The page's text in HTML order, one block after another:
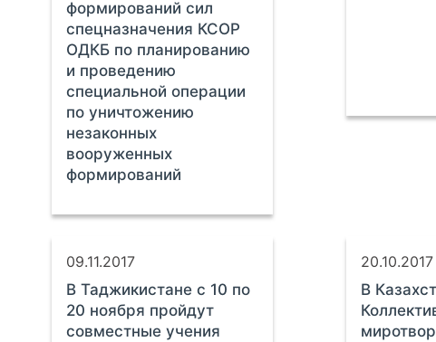
формирований сил
спецназначения КСОР
ОДКБ по планированию
и проведению
специальной операции
по уничтожению
незаконных
вооруженных
формирований
09.11.2017
В Таджикистане с 10 по
20 ноября пройдут
совместные учения
20.10.2017
В